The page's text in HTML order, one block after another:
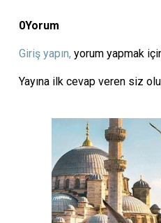
0Yorum
Giriş yapın, yorum yapmak
Yayına ilk cevap veren siz